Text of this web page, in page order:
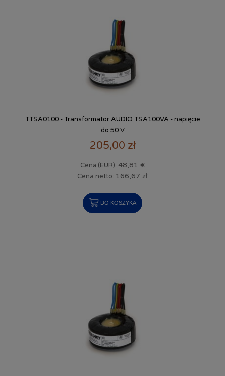
TTSA0100 - Transformator AUDIO TSA100VA - napięcie
do 50 V
205,00 zł
Cena (EUR): 48,81 €
Cena netto: 166,67 zł
DO KOSZYKA